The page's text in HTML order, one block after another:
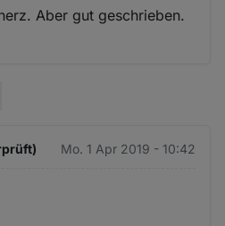
Aber gut geschrieben.
Mo. 1 Apr 2019 - 10:42